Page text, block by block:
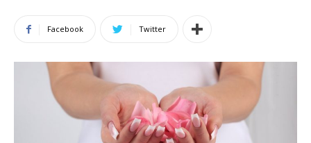
Facebook Twitter